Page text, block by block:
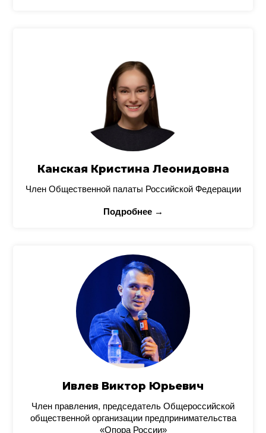
Канская Кристина Леонидовна
Член Общественной палаты Российской Федерации
Подробнее →
Ивлев Виктор Юрьевич
Член правления, председатель Общероссийской
общественной организации предпринимательства
«Опора России»